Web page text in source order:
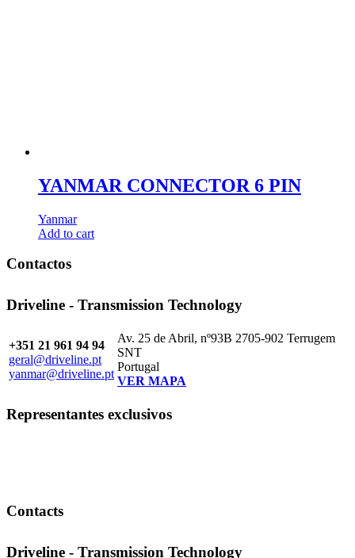
YANMAR CONNECTOR 6 PIN
Yanmar
Add to cart
Contactos
Driveline - Transmission Technology
+351 21 961 94 94
geral@driveline.pt
yanmar@driveline.pt
Av. 25 de Abril, nº93B 2705-902 Terrugem
SNT
Portugal
VER MAPA
Representantes exclusivos
Contacts
Driveline - Transmission Technology